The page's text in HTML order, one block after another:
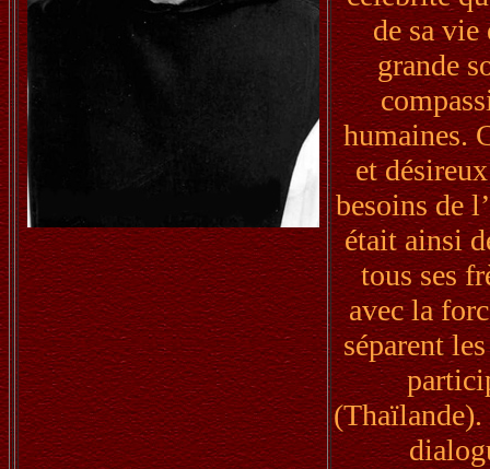
de sa vie
grande
humaines.
et
besoins de
était ainsi
tous ses
avec la
séparent